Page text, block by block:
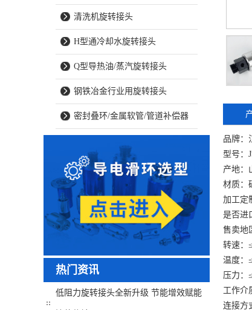
清洗机旋转接头
H型通冷却水旋转接头
Q型导热油/蒸汽旋转接头
钢铁冶金行业用旋转接头
密封叠环/金属软管/管道补偿器
热门资讯
低阻力旋转接头全新升级 节能增效赋能
品牌：
型号：
产地：
材质：
加工定
是否进
售卖地
转速：
温度：
压力：
工作介
连接方